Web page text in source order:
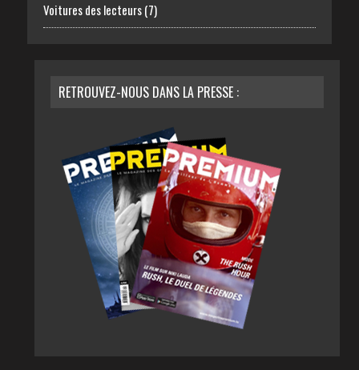
Voitures des lecteurs(7)
RETROUVEZ-NOUS DANS LA PRESSE :